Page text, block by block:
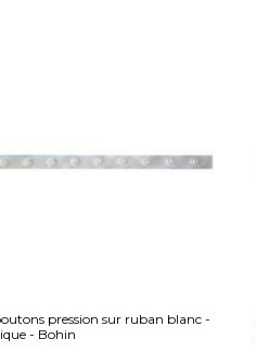
pression sur ruban blanc -
- Bohin